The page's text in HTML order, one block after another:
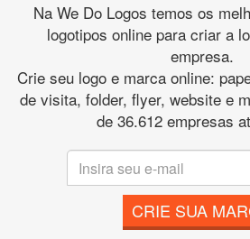
Na We Do Logos temos os
logotipos online para criar a
empresa.
Crie seu logo e marca online:
de visita, folder, flyer, website e
de 36.612 empresas
CRIE SUA